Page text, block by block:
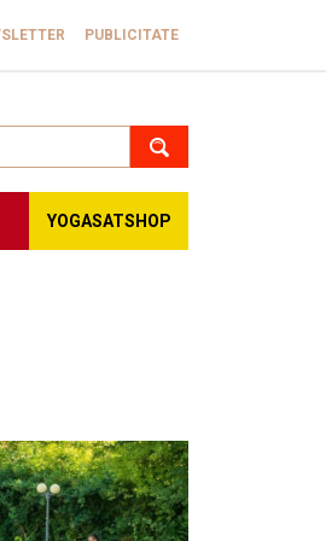
PUBLICITATE
YOGASATSHOP